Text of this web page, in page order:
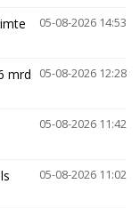
05-08-2026 14:53
05-08-2026 12:28
mrd
05-08-2026 11:42
05-08-2026 11:02